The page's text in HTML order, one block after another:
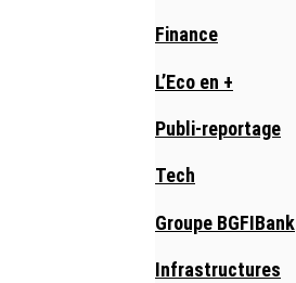
Finance
L’Eco en +
Publi-reportage
Tech
Groupe BGFIBank
Infrastructures